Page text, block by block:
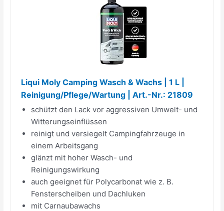
Liqui Moly Camping Wasch & Wachs | 1 L |
Reinigung/Pflege/Wartung | Art.-Nr.: 21809
schützt den Lack vor aggressiven Umwelt- und
Witterungseinflüssen
reinigt und versiegelt Campingfahrzeuge in
einem Arbeitsgang
glänzt mit hoher Wasch- und
Reinigungswirkung
auch geeignet für Polycarbonat wie z. B.
Fensterscheiben und Dachluken
mit Carnaubawachs